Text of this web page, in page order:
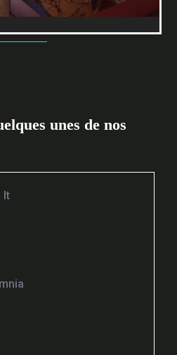
unes de nos
It